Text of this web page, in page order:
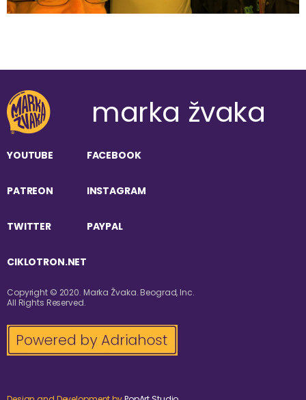
marka žvaka
YOUTUBE FACEBOOK
PATREON INSTAGRAM
TWITTER PAYPAL
CIKLOTRON.NET
Copyright © 2020. Marka Žvaka. Beograd, Inc.
All Rights Reserved.